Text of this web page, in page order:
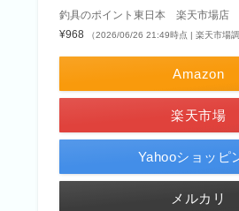
釣具のポイント東日本 楽天市場店
¥968
（2026/06/26 21:49時点 | 楽天市場調
Amazon
楽天市場
Yahooショッピ
メルカリ